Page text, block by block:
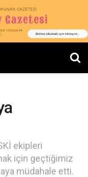
ekipleri
için geçtiğimiz
müdahale etti.